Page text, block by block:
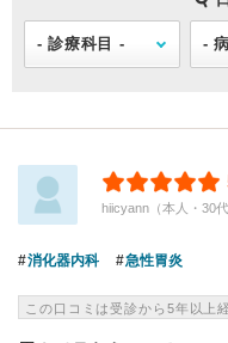
hiicyann（本人・30
消化器内科 急性胃炎
この口コミは受診から5年以上